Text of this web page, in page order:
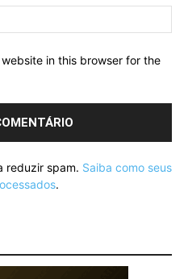
in this browser for the
reduzir spam. Saiba como seus
.